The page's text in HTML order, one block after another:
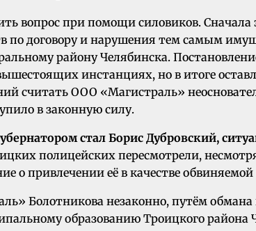
вопрос при помощи силовиков.
по договору и нарушения тем самым
району Челябинска.
инстанциях, но в итоге
считать ООО «Магистраль»
в законную силу.
стал Борис Дубровский,
полицейских пересмотрели,
о привлечении её в качестве
Болотникова незаконно, путём
образованию Троицкого района